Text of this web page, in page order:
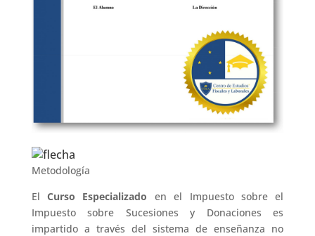
Metodología
ElCurso Especializado en el Impuesto sobre el
Impuesto sobre Sucesiones y Donaciones es
impartido a través del sistema de enseñanza no